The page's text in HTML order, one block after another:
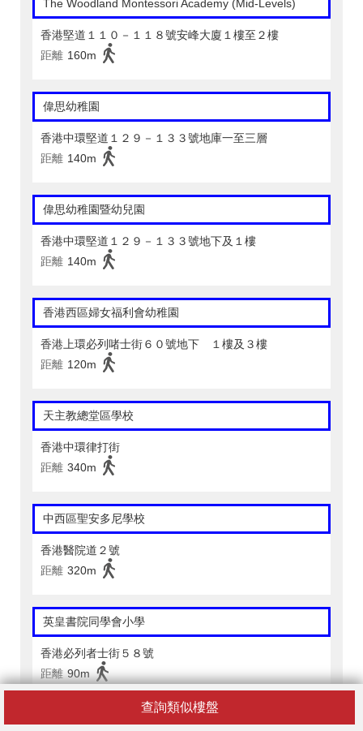
查詢類似樓盤
The Woodland Montessori Academy (Mid-Levels)
香港堅道１１０－１１８號安峰大廈１樓至２樓
距離 160m
偉思幼稚園
香港中環堅道１２９－１３３號地庫一至三層
距離 140m
偉思幼稚園暨幼兒園
香港中環堅道１２９－１３３號地下及１樓
距離 140m
香港西區婦女福利會幼稚園
香港上環必列啫士街６０號地下 １樓及３樓
距離 120m
天主教總堂區學校
香港中環律打街
距離 340m
中西區聖安多尼學校
香港醫院道２號
距離 320m
英皇書院同學會小學
香港必列者士街５８號
距離 90m
英皇書院同學會小學(二校)